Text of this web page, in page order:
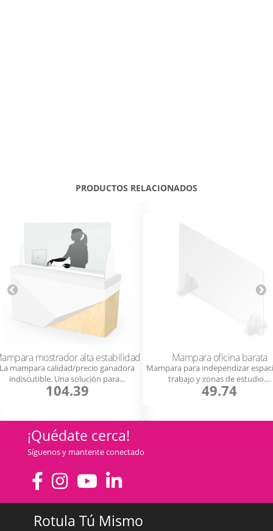
PRODUCTOS RELACIONADOS
mostrador alta estabilidad
La mampara calidad/precio ganadora
indiscutible. Una solución para...
104.39
Mampara oficina barata
Mampara para independizar
trabajo y zonas de estudio....
49.74
¡Quédate cerca!
Síguenos y mantente conectado
Rotula Tú Mismo